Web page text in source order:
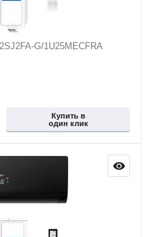
G/1U25MECFRA
Купить в
один клик